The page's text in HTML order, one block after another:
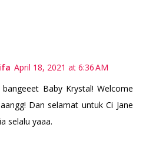
April 18, 2021 at 6:36 AM
bangeeet Baby Krystal! Welcome
Dan selamat untuk Ci Jane
selalu yaaa.